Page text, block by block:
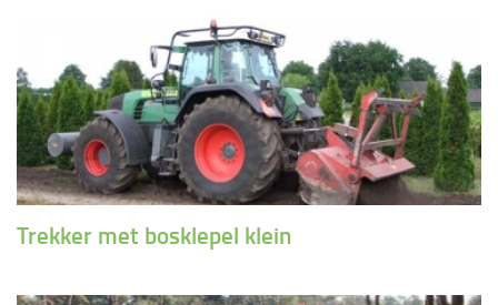
Trekker met bosklepel klein